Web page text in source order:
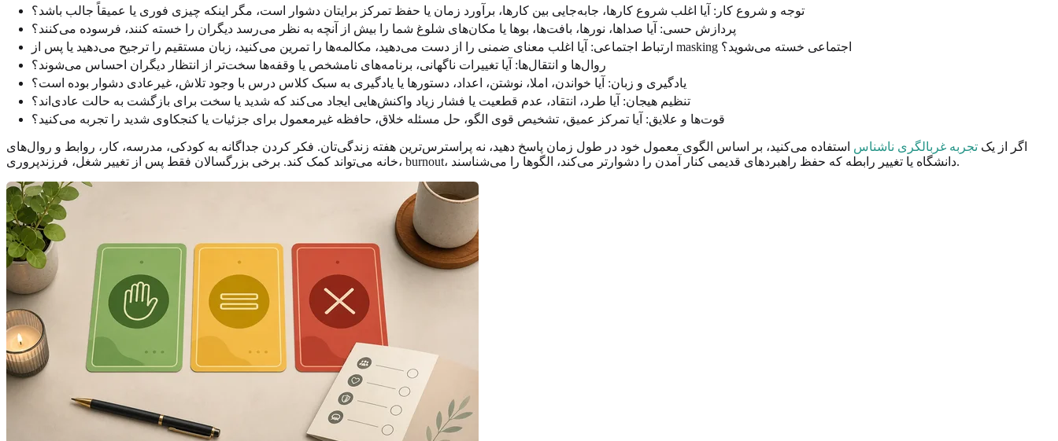
توجه و شروع کار: آیا اغلب شروع کارها، جابه‌جایی بین کارها، برآورد زمان یا حفظ تمرکز برایتان دشوار است، مگر اینکه چیزی فوری یا عمیقاً جالب باشد؟
پردازش حسی: آیا صداها، نورها، بافت‌ها، بوها یا مکان‌های شلوغ شما را بیش از آنچه به نظر می‌رسد دیگران را خسته کنند، فرسوده می‌کنند؟
ارتباط اجتماعی: آیا اغلب معنای ضمنی را از دست می‌دهید، مکالمه‌ها را تمرین می‌کنید، زبان مستقیم را ترجیح می‌دهید یا پس از masking اجتماعی خسته می‌شوید؟
روال‌ها و انتقال‌ها: آیا تغییرات ناگهانی، برنامه‌های نامشخص یا وقفه‌ها سخت‌تر از انتظار دیگران احساس می‌شوند؟
یادگیری و زبان: آیا خواندن، املا، نوشتن، اعداد، دستورها یا یادگیری به سبک کلاس درس با وجود تلاش، غیرعادی دشوار بوده است؟
تنظیم هیجان: آیا طرد، انتقاد، عدم قطعیت یا فشار زیاد واکنش‌هایی ایجاد می‌کند که شدید یا سخت برای بازگشت به حالت عادی‌اند؟
قوت‌ها و علایق: آیا تمرکز عمیق، تشخیص قوی الگو، حل مسئله خلاق، حافظه غیرمعمول برای جزئیات یا کنجکاوی شدید را تجربه می‌کنید؟
اگر از یک تجربه غربالگری ناشناس استفاده می‌کنید، بر اساس الگوی معمول خود در طول زمان پاسخ دهید، نه پراسترس‌ترین هفته زندگی‌تان. فکر کردن جداگانه به کودکی، مدرسه، کار، روابط و روال‌های
خانه می‌تواند کمک کند. برخی بزرگسالان فقط پس از تغییر شغل، فرزندپروری، burnout، دانشگاه یا تغییر رابطه که حفظ راهبردهای قدیمی کنار آمدن را دشوارتر می‌کند، الگوها را می‌شناسند.